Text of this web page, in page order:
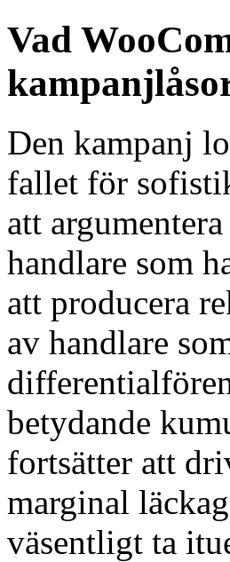
Vad
Den kampanj
fallet för
att
handlare som
att producera
av handlare
betydande
fortsätter att
marginal
väsentligt ta